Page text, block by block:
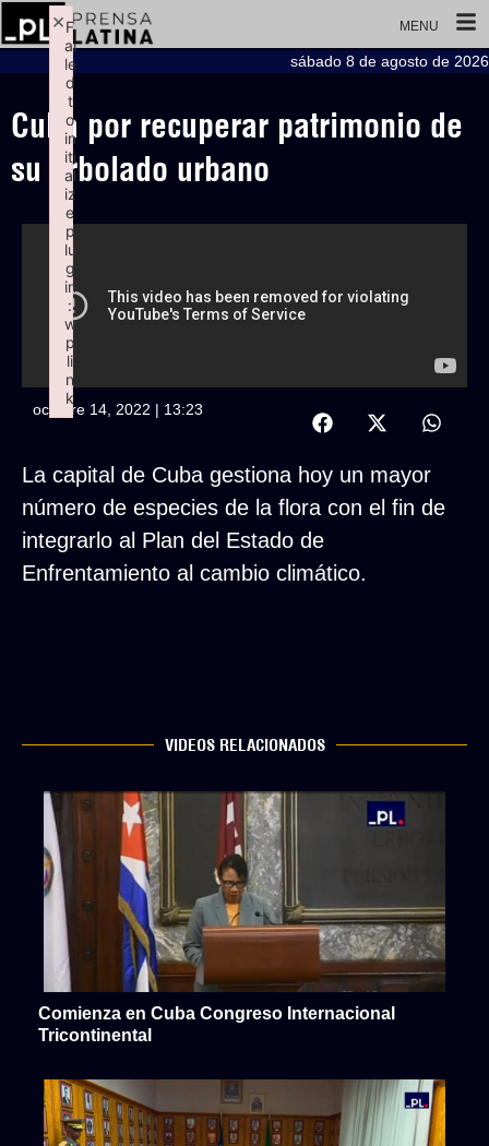
MENU
sábado 8 de agosto de 2026
Cuba por recuperar patrimonio de
su arbolado urbano
octubre 14, 2022 | 13:23
La capital de Cuba gestiona hoy un mayor
número de especies de la flora con el fin de
integrarlo al Plan del Estado de
Enfrentamiento al cambio climático.
VIDEOS RELACIONADOS
Comienza en Cuba Congreso Internacional
Tricontinental
F
ai
le
d
t
o
in
iti
al
iz
e
p
lu
g
in
:
w
p
li
n
k
×
Failed to initialize plugin: wplink